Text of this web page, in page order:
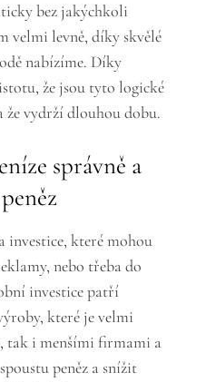
bez jakýchkoli
velmi levně, díky skvělé
nabízíme. Díky
že jsou tyto logické
vydrží dlouhou dobu.
správně a
investice, které mohou
nebo třeba do
investice patří
které je velmi
tak i menšími firmami a
peněz a snížit